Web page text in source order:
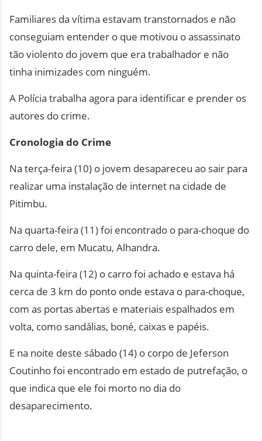
Familiares da vítima estavam transtornados e não
conseguiam entender o que motivou o assassinato
tão violento do jovem que era trabalhador e não
tinha inimizades com ninguém.
A Polícia trabalha agora para identificar e prender os
autores do crime.
Cronologia do Crime
Na terça-feira (10) o jovem desapareceu ao sair para
realizar uma instalação de internet na cidade de
Pitimbu.
Na quarta-feira (11) foi encontrado o para-choque do
carro dele, em Mucatu, Alhandra.
Na quinta-feira (12) o carro foi achado e estava há
cerca de 3 km do ponto onde estava o para-choque,
com as portas abertas e materiais espalhados em
volta, como sandálias, boné, caixas e papéis.
E na noite deste sábado (14) o corpo de Jeferson
Coutinho foi encontrado em estado de putrefação, o
que indica que ele foi morto no dia do
desaparecimento.